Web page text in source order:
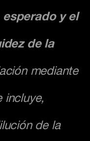
y el
de la
mediante
incluye,
de la